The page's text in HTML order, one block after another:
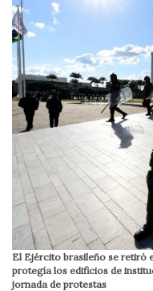
El Ejército brasileño se retiró
protegía los edificios de
jornada de protestas